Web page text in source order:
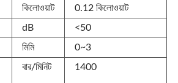
কিলোওয়াট
0.12 কিলোওয়াট
dB
<50
মিমি
0~3
বার/মিনিট 1400